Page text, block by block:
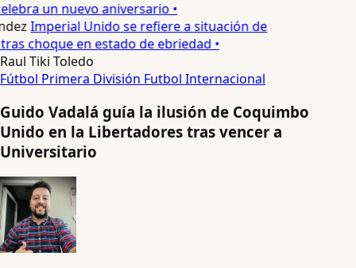
un nuevo aniversario •
Imperial Unido se refiere a situación de
choque en estado de ebriedad •
Raul Tiki Toledo
Fútbol Primera División Futbol Internacional
Guido Vadalá guía la ilusión de Coquimbo
Unido en la Libertadores tras vencer a
Universitario